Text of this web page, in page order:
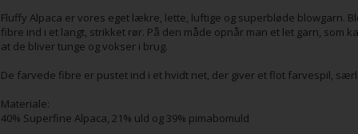
Fluffy Alpaca er vores eget lækre, lette, luftige og superbløde blowgarn.
fibre ind i et langt, strikket rør. På den måde opnår man et let garn, som
at de bliver tunge og vokser i brug.
De farvede fibre er pustet ind i et hvidt net, der giver et flot farvespil,
Materiale:
40% Superfine Alpaca, 21% uld og 39% pimabomuld